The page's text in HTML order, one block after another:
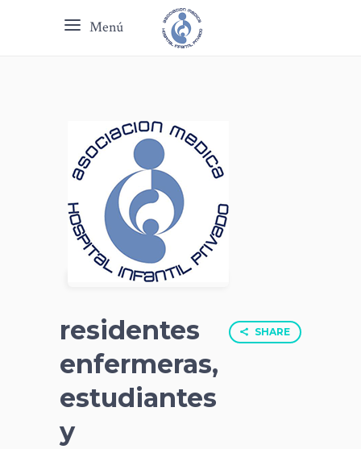
Menú
residentes
enfermeras,
estudiantes
y
SHARE